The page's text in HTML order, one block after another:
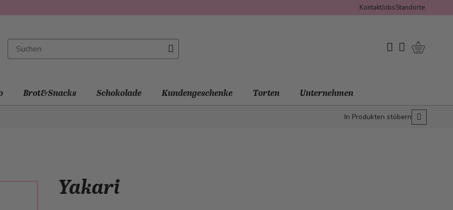
KontaktJobsStandorte
My Wishlist
Mein Konto
Brot&Snacks Schokolade Kundengeschenke Torten Unternehmen
In Produkten stöbern
Yakari